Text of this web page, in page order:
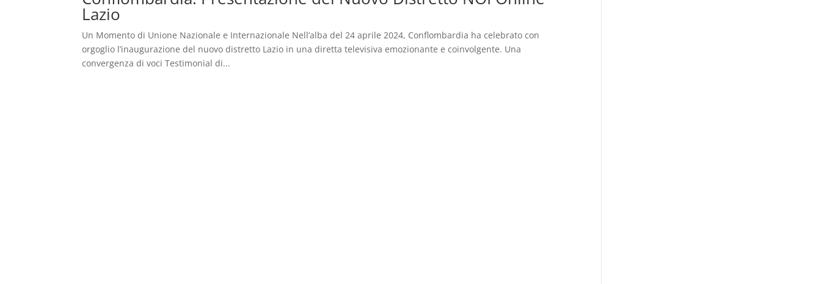
Lazio
Un Momento di Unione Nazionale e Internazionale Nell’alba del 24 aprile 2024, Conflombardia ha celebrato con
orgoglio l’inaugurazione del nuovo distretto Lazio in una diretta televisiva emozionante e coinvolgente. Una
convergenza di voci Testimonial di...